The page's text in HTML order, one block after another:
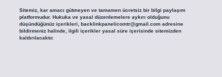
Sitemiz, kar amacı gütmeyen ve tamamen ücretsiz bir bilgi paylaşım
platformudur. Hukuka ve yasal düzenlemelere aykırı olduğunu
düşündüğünüz içerikleri, backlinkpanelicomtr@gmail.comadresine
bildirmeniz halinde, ilgili içerikler yasal süre içerisinde sitemizden
kaldırılacaktır.